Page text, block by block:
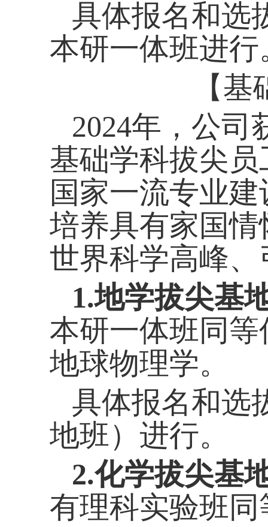
具体报名和选
本研一体班进行
【
2024年，公司
基础学科拔尖
国家一流专业
培养具有家国
世界科学高峰
1.地学拔尖基
本研一体班同
地球物理学。
具体报名和选
地班）进行。
2.化学拔尖基
有理科实验班